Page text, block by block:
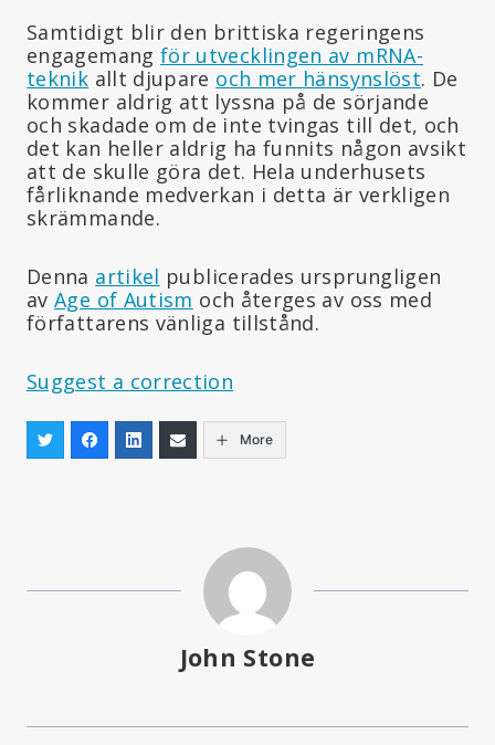
Samtidigt blir den brittiska regeringens
engagemang för utvecklingen av mRNA-
teknik allt djupare och mer hänsynslöst. De
kommer aldrig att lyssna på de sörjande
och skadade om de inte tvingas till det, och
det kan heller aldrig ha funnits någon avsikt
att de skulle göra det. Hela underhusets
fårliknande medverkan i detta är verkligen
skrämmande.
Denna artikel publicerades ursprungligen
avAge of Autism och återges av oss med
författarens vänliga tillstånd.
Suggest a correction
More
John Stone